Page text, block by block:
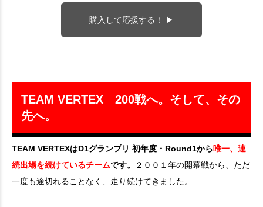
購入して応援する！ ▶
TEAM VERTEX 200戦へ。そして、その
先へ。
TEAM VERTEXはD1グランプリ 初年度・Round1から唯一、連
続出場を続けているチームです。
２００１年の開幕戦から、ただ
一度も途切れることなく、走り続けてきました。